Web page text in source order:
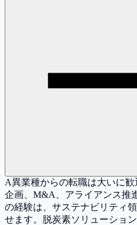
A異業種からの転職は大いに
企画、M&A、アライアンス推
の経験は、サステナビリティ
せます。脱炭素ソリューショ